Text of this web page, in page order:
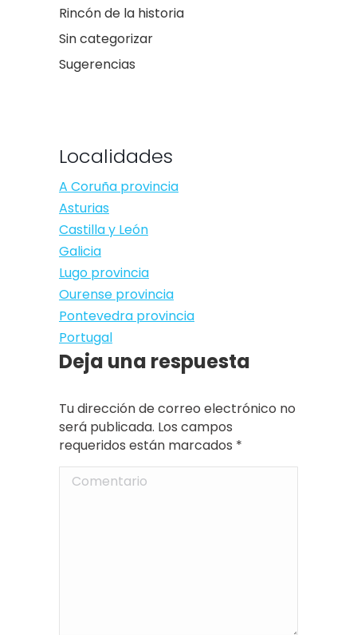
Rincón de la historia
Sin categorizar
Sugerencias
Localidades
A Coruña provincia
Asturias
Castilla y León
Galicia
Lugo provincia
Ourense provincia
Pontevedra provincia
Portugal
Deja una respuesta
Tu dirección de correo electrónico no
será publicada. Los campos
requeridos están marcados *
Comentario